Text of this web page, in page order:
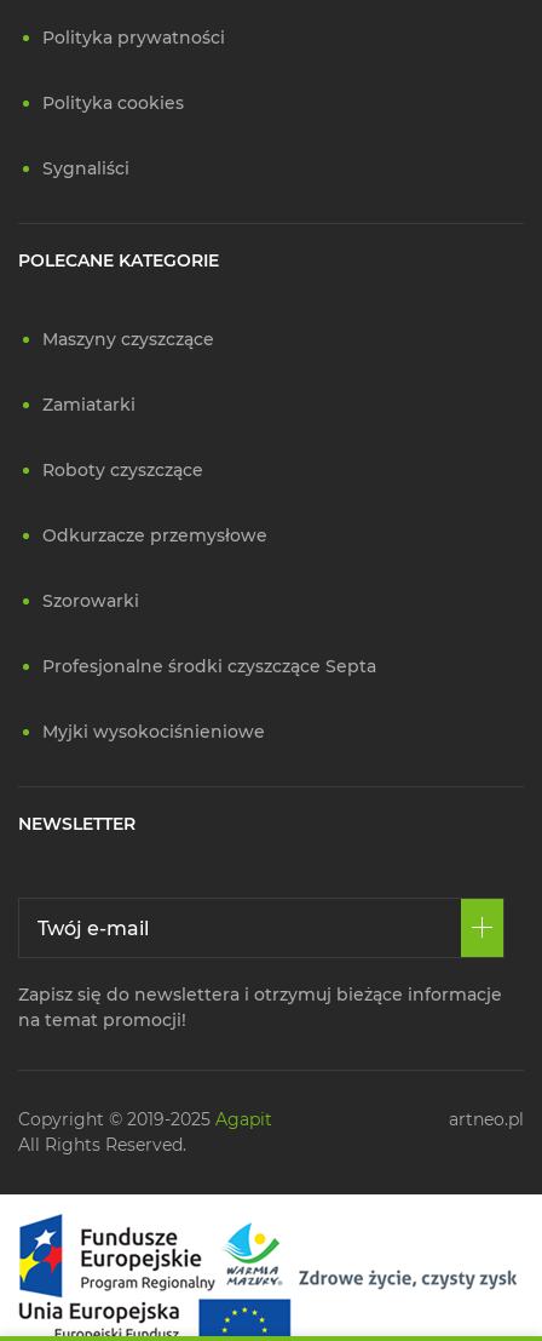
Polityka prywatności
Polityka cookies
Sygnaliści
POLECANE KATEGORIE
Maszyny czyszczące
Zamiatarki
Roboty czyszczące
Odkurzacze przemysłowe
Szorowarki
Profesjonalne środki czyszczące Septa
Myjki wysokociśnieniowe
NEWSLETTER
Zapisz się do newslettera i otrzymuj bieżące informacje
na temat promocji!
Copyright © 2019-2025 Agapit
All Rights Reserved.
artneo.pl